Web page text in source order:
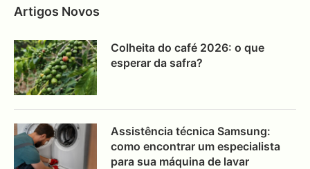
Artigos Novos
Colheita do café 2026: o que
esperar da safra?
Assistência técnica Samsung:
como encontrar um especialista
para sua máquina de lavar